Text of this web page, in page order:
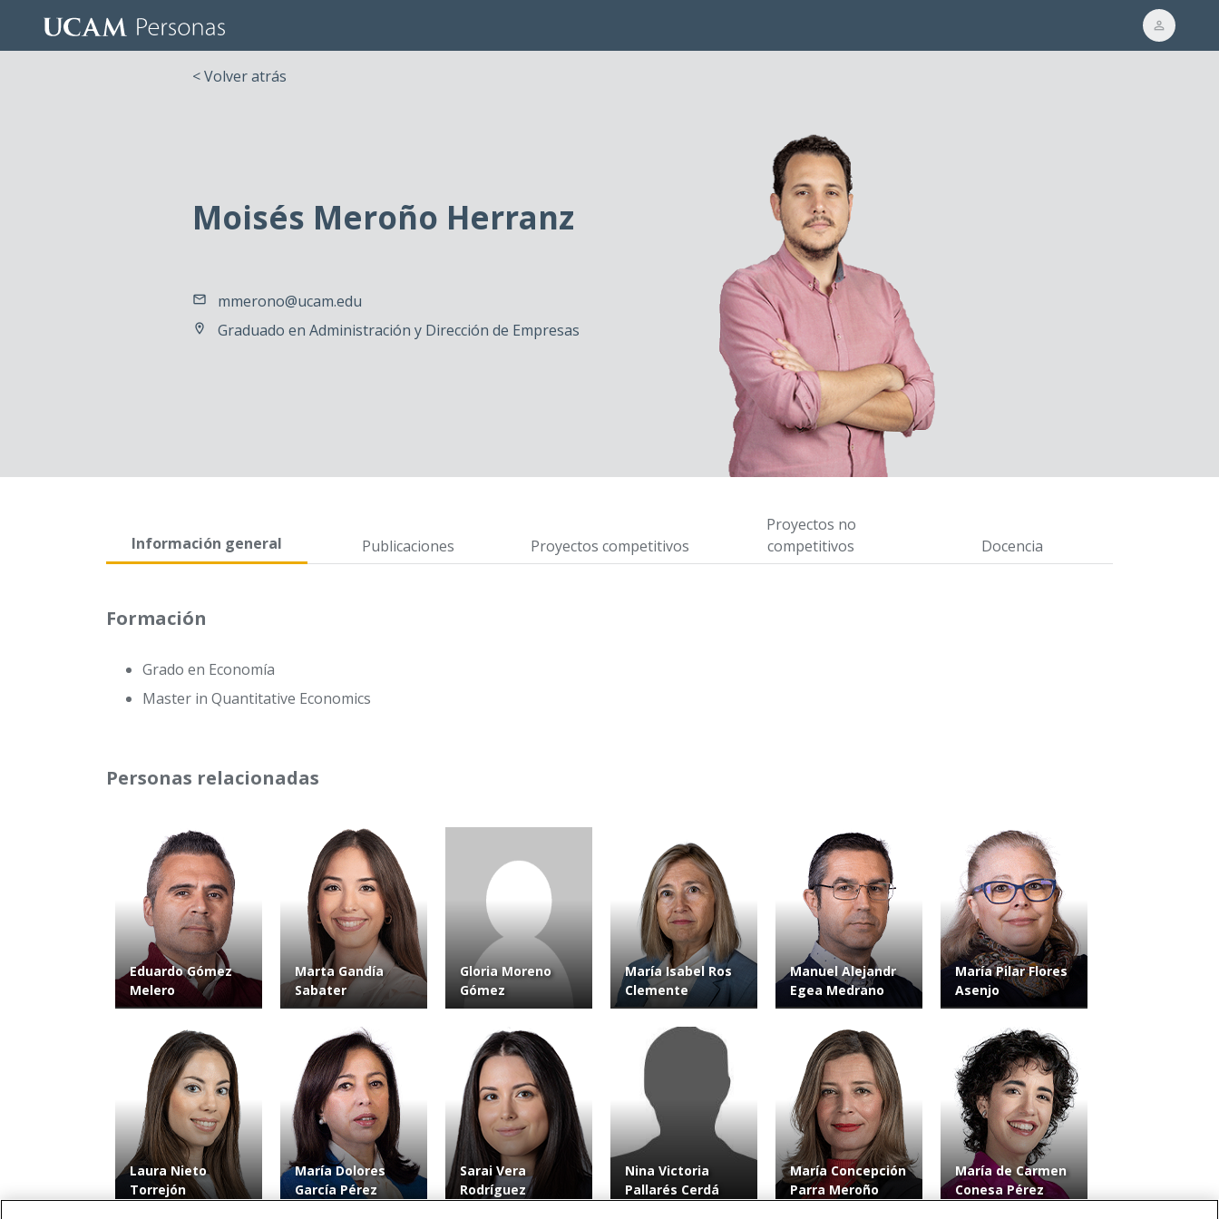
< Volver atrás
Moisés Meroño Herranz
mmerono@ucam.edu
Graduado en Administración y Dirección de Empresas
Información general Publicaciones Proyectos competitivos
Proyectos no
competitivos
Docencia
Formación
Grado en Economía
Master in Quantitative Economics
Personas relacionadas
Eduardo Gómez
Melero
Marta Gandía
Sabater
Gloria Moreno
Gómez
María Isabel Ros
Clemente
Manuel Alejandr
Egea Medrano
María Pilar Flores
Asenjo
Laura Nieto
Torrejón
María Dolores
García Pérez
Sarai Vera
Rodríguez
Nina Victoria
Pallarés Cerdá
María Concepción
Parra Meroño
María de Carmen
Conesa Pérez